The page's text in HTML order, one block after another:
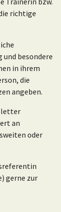
richtige
besondere
in ihrem
die
angeben.
an
oder
gerne zur